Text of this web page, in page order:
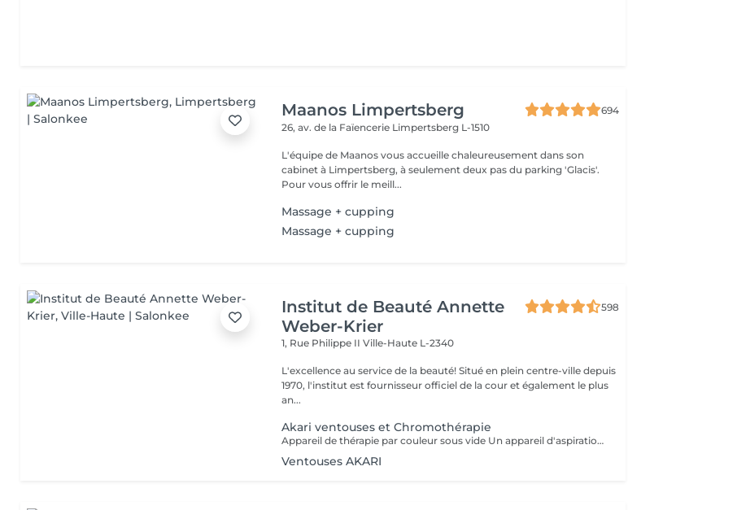
Maanos Limpertsberg
694
26, av. de la Faïencerie Limpertsberg L-1510
L'équipe de Maanos vous accueille chaleureusement dans son
cabinet à Limpertsberg, à seulement deux pas du parking 'Glacis'.
Pour vous offrir le meill...
Massage + cupping
Massage + cupping
Institut de Beauté Annette
Weber-Krier
598
1, Rue Philippe IIVille-Haute L-2340
L'excellence au service de la beauté! Situé en plein centre-ville depuis
1970, l'institut est fournisseur officiel de la cour et également le plus
an...
Akari ventouses et Chromothérapie
Appareil de thérapie par couleur sous vide Un appareil d'aspiration - complété avec 21 couleurs (barre de couleurs Akari). APPLICATIONS En cosmétique, en massage, en physiothérapie et dans le domaine médical. AVANTAGE En raison du vide, de la levée sans pression, la circulation sanguine et la lymphe sont stimulées. Ce vide est constant, finement contrôlé et réglable. Il a un train doux. Cela signifie qu'il peut également être utilisé sur les zones les plus sensibles - cicatrices, contour des yeux, lèvres, zones douloureuses ... APPLICATIONS POSSIBLES EN COSMÉTIQUE, Pour resserrer et affiner le visage (rides autour des yeux et des lèvres), cou et décolleté les bras supérieurs , ventre , hanche , cellulite DANS LE MASSAGE, drainage , réflexologie , tissu conjonctif, le drainage lymphatique , compensation des méridiens , dans les blessures sportives Pour le post-traitement des opérations faciales Possibilité d'utiliser une pyramide de cristal de roche pour faire des stimulations de couleur.
Ventouses AKARI